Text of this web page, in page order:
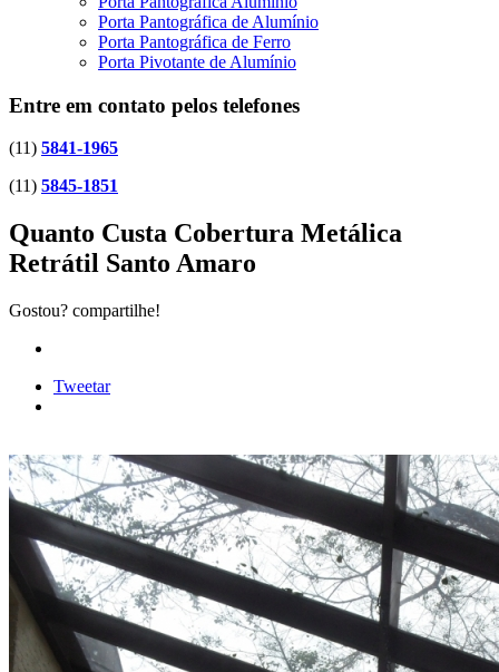
Porta Pantográfica de Alumínio
Porta Pantográfica de Ferro
Porta Pivotante de Alumínio
Entre em contato pelos telefones
(11) 5841-1965
(11) 5845-1851
Quanto Custa Cobertura Metálica
Retrátil Santo Amaro
Gostou? compartilhe!
Tweetar